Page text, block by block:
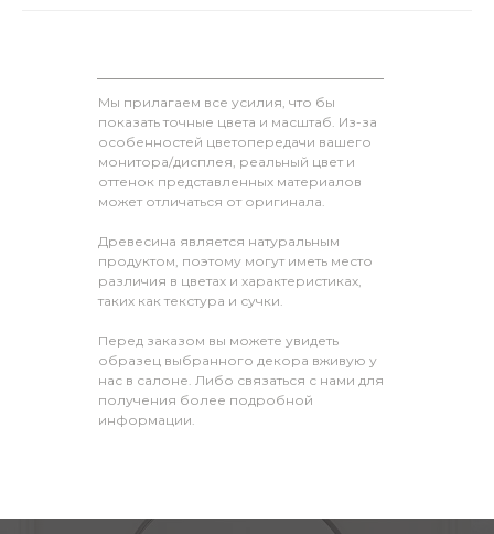
Мы прилагаем все усилия, что бы
показать точные цвета и масштаб. Из-за
особенностей цветопередачи вашего
монитора/дисплея, реальный цвет и
оттенок представленных материалов
может отличаться от оригинала.
Древесина является натуральным
продуктом, поэтому могут иметь место
различия в цветах и характеристиках,
таких как текстура и сучки.
Перед заказом вы можете увидеть
образец выбранного декора вживую у
нас в салоне. Либо связаться с нами для
получения более подробной
информации.